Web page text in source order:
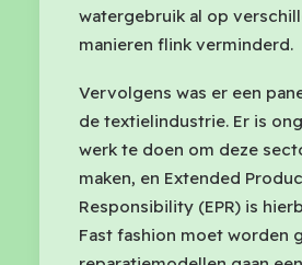
watergebruik al op
manieren flink verminderd.
Vervolgens was er een
de textielindustrie. Er is
werk te doen om deze
maken, en Extended
Responsibility (EPR) is
Fast fashion moet worden